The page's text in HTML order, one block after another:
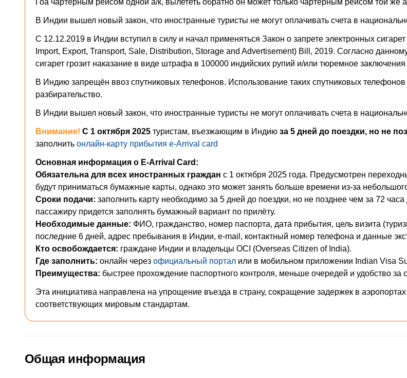
В Индии вышел новый закон, что иностранные туристы не могут оплачивать счета в
С 12.12.2019 в Индии вступил в силу и начал применяться Закон о запрете электронных
Import, Export, Transport, Sale, Distribution, Storage and Advertisement) Bill, 2019. Согласно
сигарет грозит наказание в виде штрафа в 100000 индийских рупий и/или тюремное заключения
В Индию запрещён ввоз спутниковых телефонов. Использование таких спутниковых
разбирательство.
В Индии вышел новый закон, что иностранные туристы не могут оплачивать счета в
Внимание! С 1 октября 2025 туристам, въезжающим в Индию за 5 дней до поездки, но не
заполнить онлайн-карту прибытия e-Arrival card
Основная информация о E-Arrival Card:
Обязательна для всех иностранных граждан с 1 октября 2025 года. Предусмотрен
будут приниматься бумажные карты, однако это может занять больше времени из-за
Сроки подачи: заполнить карту необходимо за 5 дней до поездки, но не позднее чем за 72
пассажиру придется заполнять бумажный вариант по прилёту.
Необходимые данные: ФИО, гражданство, номер паспорта, дата прибытия, цель визита
последние 6 дней, адрес пребывания в Индии, e-mail, контактный номер телефона и данные
Кто освобождается: граждане Индии и владельцы OCI (Overseas Citizen of India).
Где заполнить: онлайн через официальный портал или в мобильном приложении Indian Visa
Преимущества: быстрее прохождение паспортного контроля, меньше очередей и удобство за
Эта инициатива направлена на упрощение въезда в страну, сокращение задержек в
соответствующих мировым стандартам.
Общая информация